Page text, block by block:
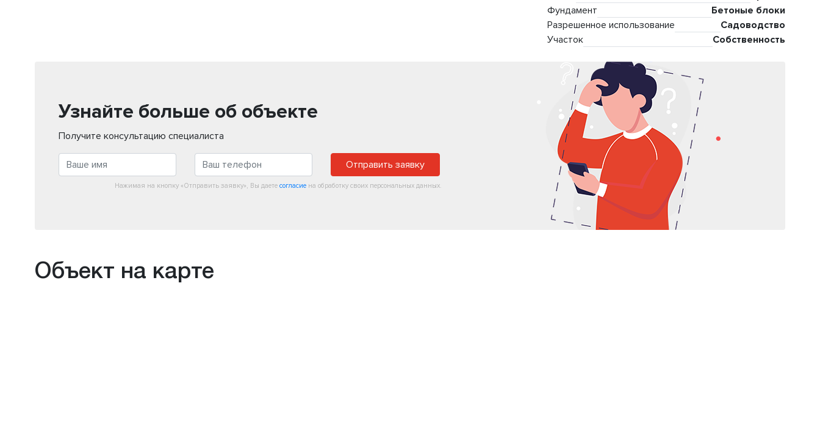
Фундамент
Бетоные блоки
Разрешенное использование
Садоводство
Участок
Собственность
Узнайте больше об объекте
Получите консультацию специалиста
Отправить заявку
Нажимая на кнопку «Отправить заявку», Вы даете согласиена обработку своих персональных данных.
Объект на карте